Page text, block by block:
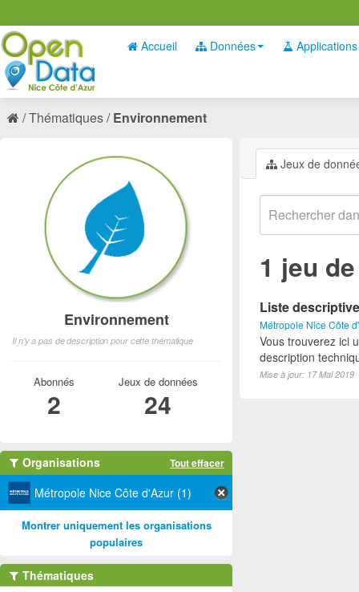
Accueil Données Applications
Thématiques Environnement
Jeux de
1 jeu
Liste
Métropole Nice Côte
Vous trouverez ici
description
Mise à jour: 17 Mai 2019
Environnement
Il n'y a pas de description pour cette thématique
Abonnés
2
Jeux de données
24
Organisations Tout effacer
Métropole Nice Côte d'Azur (1)
Montrer uniquement les organisations
populaires
Thématiques